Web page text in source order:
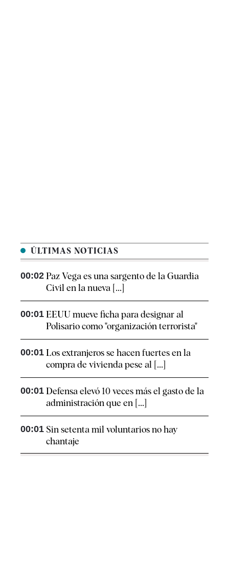
ÚLTIMAS NOTICIAS
00:02 Paz Vega es una sargento de la Guardia
Civil en la nueva [...]
00:01 EEUU mueve ficha para designar al
Polisario como "organización terrorista"
00:01 Los extranjeros se hacen fuertes en la
compra de vivienda pese al [...]
00:01 Defensa elevó 10 veces más el gasto de la
administración que en [...]
00:01 Sin setenta mil voluntarios no hay
chantaje